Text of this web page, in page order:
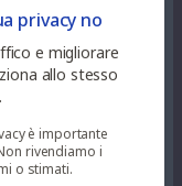
privacy no
e migliorare
allo stesso
è importante
rivendiamo i
o stimati.